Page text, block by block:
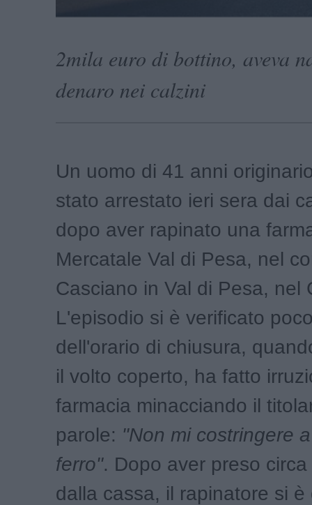
2mila euro di bottino, aveva
denaro nei calzini
Un uomo di 41 anni
stato arrestato ieri sera dai
dopo aver rapinato una
Mercatale Val di Pesa, nel
Casciano in Val di Pesa, nel
L'episodio si è verificato
dell'orario di chiusura,
il volto coperto, ha fatto
farmacia minacciando il
parole: "Non mi costringere
ferro". Dopo aver preso
dalla cassa, il rapinatore si è